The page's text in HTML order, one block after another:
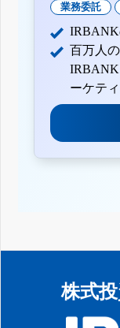
業務委託
IRBANK
百万人
ーケテ
株式